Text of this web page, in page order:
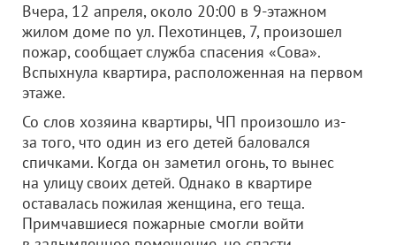
Вчера, 12 апреля, около 20:00 в 9-этажном
жилом доме по ул. Пехотинцев, 7, произошел
пожар, сообщает служба спасения «Сова».
Вспыхнула квартира, расположенная на первом
этаже.
Со слов хозяина квартиры, ЧП произошло из-
за того, что один из его детей баловался
спичками. Когда он заметил огонь, то вынес
на улицу своих детей. Однако в квартире
оставалась пожилая женщина, его теща.
Примчавшиеся пожарные смогли войти